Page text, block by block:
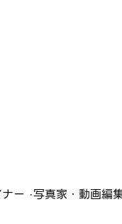
ー ·写真家・動画編